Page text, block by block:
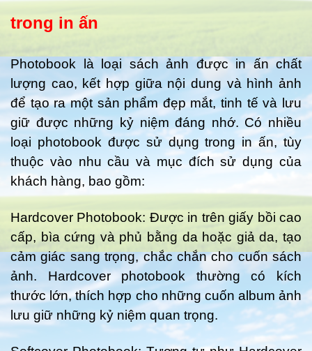
trong in ấn
Photobook là loại sách ảnh được in ấn chất
lượng cao, kết hợp giữa nội dung và hình ảnh
để tạo ra một sản phẩm đẹp mắt, tinh tế và lưu
giữ được những kỷ niệm đáng nhớ. Có nhiều
loại photobook được sử dụng trong in ấn, tùy
thuộc vào nhu cầu và mục đích sử dụng của
khách hàng, bao gồm:
Hardcover Photobook: Được in trên giấy bồi cao
cấp, bìa cứng và phủ bằng da hoặc giả da, tạo
cảm giác sang trọng, chắc chắn cho cuốn sách
ảnh. Hardcover photobook thường có kích
thước lớn, thích hợp cho những cuốn album ảnh
lưu giữ những kỷ niệm quan trọng.